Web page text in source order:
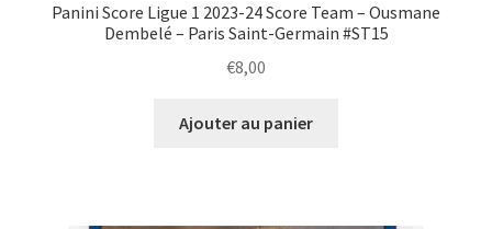
Panini Score Ligue 1 2023-24 Score Team – Ousmane
Dembelé – Paris Saint-Germain #ST15
€8,00
Ajouter au panier